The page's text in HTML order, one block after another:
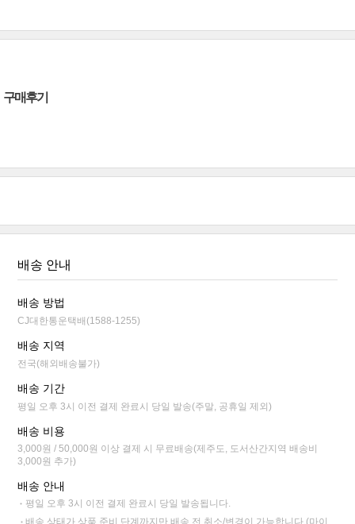
구매후기
배송 안내
배송 방법
CJ대한통운택배(1588-1255)
배송 지역
전국(해외배송불가)
배송 기간
평일 오후 3시 이전 결제 완료시 당일 발송(주말, 공휴일 제외)
배송 비용
3,000원 / 50,000원 이상 결제 시 무료배송(제주도, 도서산간지역 배송비
3,000원 추가)
배송 안내
평일 오후 3시 이전 결제 완료시 당일 발송됩니다.